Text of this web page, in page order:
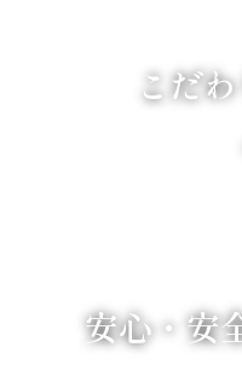
こだ
安心・安